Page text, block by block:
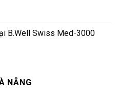
B.Well Swiss Med-3000
NẴNG